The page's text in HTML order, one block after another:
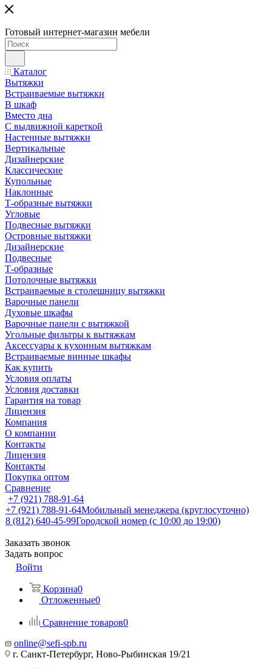
Готовый интернет-магазин мебели
Каталог
Вытяжки
Встраиваемые вытяжки
В шкаф
Вместо дна
С выдвижной кареткой
Настенные вытяжки
Вертикальные
Дизайнерские
Классические
Купольные
Наклонные
Т-образные вытяжки
Угловые
Подвесные вытяжки
Островные вытяжки
Дизайнерские
Подвесные
Т-образные
Потолочные вытяжки
Встраиваемые в столешницу вытяжки
Варочные панели
Духовые шкафы
Варочные панели с вытяжкой
Угольные фильтры к вытяжкам
Аксессуары к кухонным вытяжкам
Встраиваемые винные шкафы
Как купить
Условия оплаты
Условия доставки
Гарантия на товар
Лицензия
Компания
О компании
Контакты
Лицензия
Контакты
Покупка оптом
Сравнение
+7 (921) 788-91-64
+7 (921) 788-91-64Мобильный менеджера (круглосуточно)
8 (812) 640-45-99Городской номер (с 10:00 до 19:00)
Заказать звонок
Задать вопрос
Войти
Корзина0
Отложенные0
Сравнение товаров0
online@sefi-spb.ru
г. Санкт-Петербург, Ново-Рыбинская 19/21